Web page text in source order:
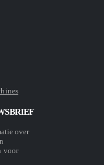
over
voor